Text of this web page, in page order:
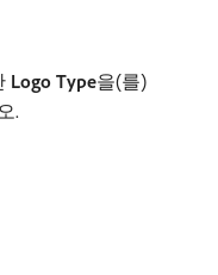
Logo Type​을(를)
.